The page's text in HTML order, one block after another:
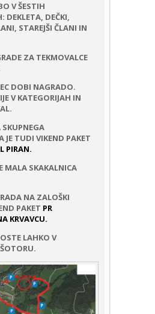
V ŠESTIH
DEKLETA, DEČKI,
STAREJŠI ČLANI IN
ZA TEKMOVALCE
DOBI NAGRADO.
V KATEGORIJAH IN
JE TUDI VIKEND PAKET
PIRAN.
MALA SKAKALNICA
NA ZALOŠKI
PAKET PR
KRVAVCU.
LAHKO V